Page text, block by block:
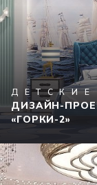
ДЕТСКИЕ
ДИЗАЙН-
«ГОРКИ-2»